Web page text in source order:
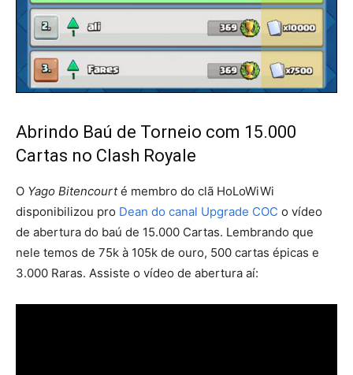
Abrindo Baú de Torneio com 15.000
Cartas no Clash Royale
O Yago Bitencourté membro do clã HoLoWiWi
disponibilizou pro Dean do canal Upgrade COC o vídeo
de abertura do baú de 15.000 Cartas. Lembrando que
nele temos de 75k à 105k de ouro, 500 cartas épicas e
3.000 Raras. Assiste o vídeo de abertura aí: